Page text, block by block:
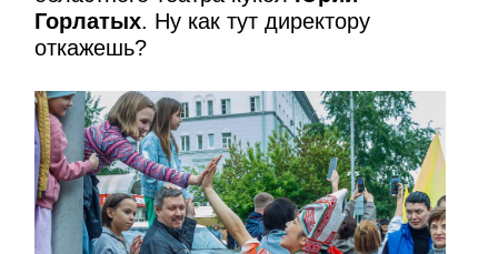
Горлатых. Ну как тут директору
откажешь?